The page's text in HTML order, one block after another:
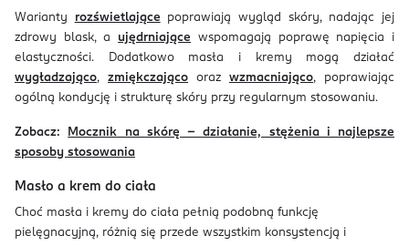
Warianty rozświetlające poprawiają wygląd skóry, nadając jej
zdrowy blask, a ujędrniające wspomagają poprawę napięcia i
elastyczności. Dodatkowo masła i kremy mogą działać
wygładzająco, zmiękczająco oraz wzmacniająco, poprawiając
ogólną kondycję i strukturę skóry przy regularnym stosowaniu.
Zobacz:
Mocznik na skórę – działanie, stężenia i najlepsze
sposoby stosowania
Masło a krem do ciała
Choć masła i kremy do ciała pełnią podobną funkcję
pielęgnacyjną, różnią się przede wszystkim konsystencją i